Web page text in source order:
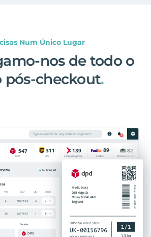
Num Único Lugar
nos de todo o
pós-checkout.